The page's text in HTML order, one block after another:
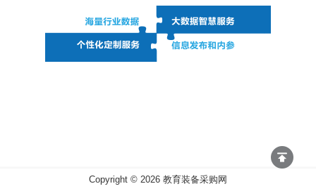
Copyright © 2026 教育装备采购网